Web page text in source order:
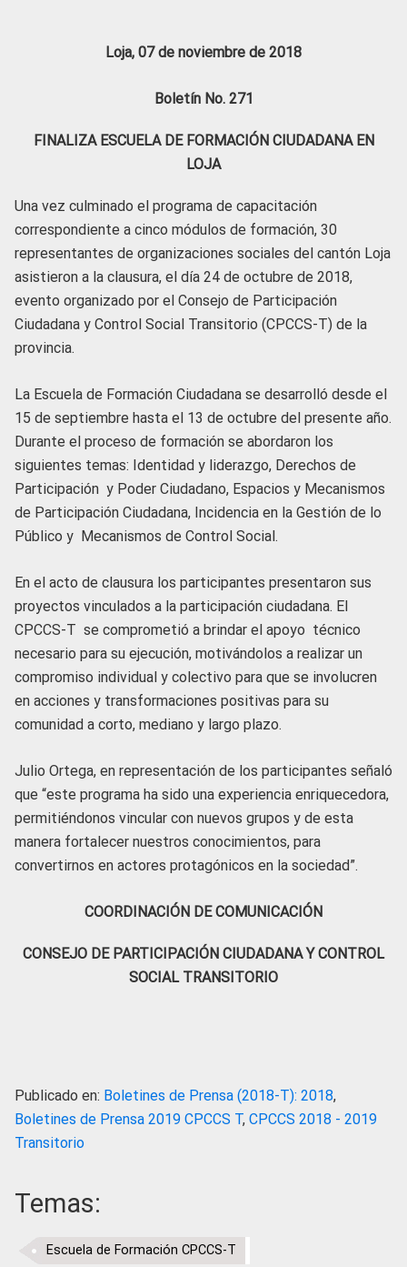
Loja, 07 de noviembre de 2018
Boletín No. 271
FINALIZA ESCUELA DE FORMACIÓN CIUDADANA EN
LOJA
Una vez culminado el programa de capacitación
correspondiente a cinco módulos de formación, 30
representantes de organizaciones sociales del cantón Loja
asistieron a la clausura, el día 24 de octubre de 2018,
evento organizado por el Consejo de Participación
Ciudadana y Control Social Transitorio (CPCCS-T) de la
provincia.
La Escuela de Formación Ciudadana se desarrolló desde el
15 de septiembre hasta el 13 de octubre del presente año.
Durante el proceso de formación se abordaron los
siguientes temas: Identidad y liderazgo, Derechos de
Participación y Poder Ciudadano, Espacios y Mecanismos
de Participación Ciudadana, Incidencia en la Gestión de lo
Público y Mecanismos de Control Social.
En el acto de clausura los participantes presentaron sus
proyectos vinculados a la participación ciudadana. El
CPCCS-T se comprometió a brindar el apoyo técnico
necesario para su ejecución, motivándolos a realizar un
compromiso individual y colectivo para que se involucren
en acciones y transformaciones positivas para su
comunidad a corto, mediano y largo plazo.
Julio Ortega, en representación de los participantes señaló
que “este programa ha sido una experiencia enriquecedora,
permitiéndonos vincular con nuevos grupos y de esta
manera fortalecer nuestros conocimientos, para
convertirnos en actores protagónicos en la sociedad”.
COORDINACIÓN DE COMUNICACIÓN
CONSEJO DE PARTICIPACIÓN CIUDADANA Y CONTROL
SOCIAL TRANSITORIO
Publicado en: Boletines de Prensa (2018-T): 2018,
Boletines de Prensa 2019 CPCCS T, CPCCS 2018 - 2019
Transitorio
Temas:
Escuela de Formación CPCCS-T